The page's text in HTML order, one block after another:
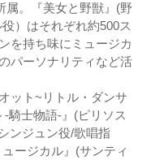
属。『美女と野獣』(野
）はそれぞれ約500ス
を持ち味にミュージカ
パーソナリティなど活
ット~リトル・ダンサ
騎士物語-』(ピリソス
ンジュン役/歌唱指
ージカル』(サンティ